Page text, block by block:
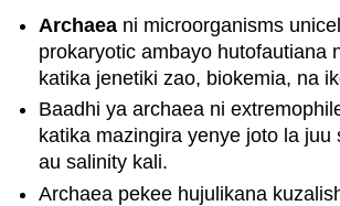
Archaea ni microorganisms
prokaryotic ambayo hutofautiana
katika jenetiki zao, biokemia, na
Baadhi ya archaea ni
katika mazingira yenye joto la juu
au salinity kali.
Archaea pekee hujulikana